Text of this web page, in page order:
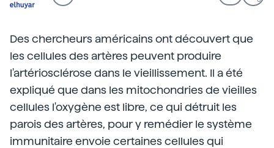
Des chercheurs américains ont découvert que
les cellules des artères peuvent produire
l'artériosclérose dans le vieillissement. Il a été
expliqué que dans les mitochondries de vieilles
cellules l'oxygène est libre, ce qui détruit les
parois des artères, pour y remédier le système
immunitaire envoie certaines cellules qui